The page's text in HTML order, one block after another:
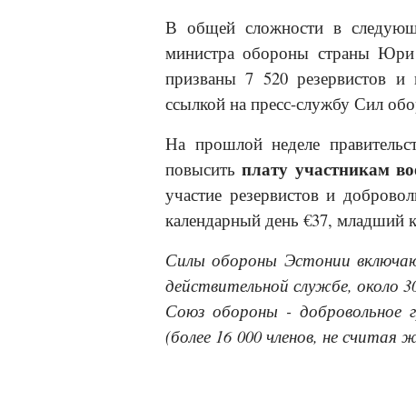
В общей сложности в
министра обороны страны
призваны 7 520 резервистов
ссылкой на пресс-службу Сил
На прошлой неделе
повыситьплату участникам
участие резервистов и
календарный день €37, младший
Силы обороны Эстонии
действительной службе, около
Союз обороны - добровольное
(более 16 000 членов, не считая